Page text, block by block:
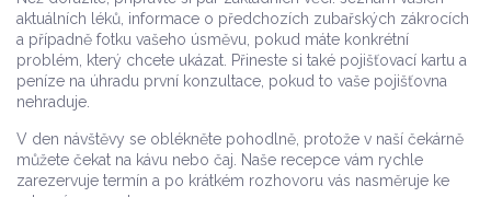
aktuálních léků, informace o předchozích zubařských zákrocích
a případně fotku vašeho úsměvu, pokud máte konkrétní
problém, který chcete ukázat. Přineste si také pojišťovací kartu a
peníze na úhradu první konzultace, pokud to vaše pojišťovna
nehraduje.
V den návštěvy se oblékněte pohodlně, protože v naší čekárně
můžete čekat na kávu nebo čaj. Naše recepce vám rychle
zarezervuje termín a po krátkém rozhovoru vás nasměruje ke